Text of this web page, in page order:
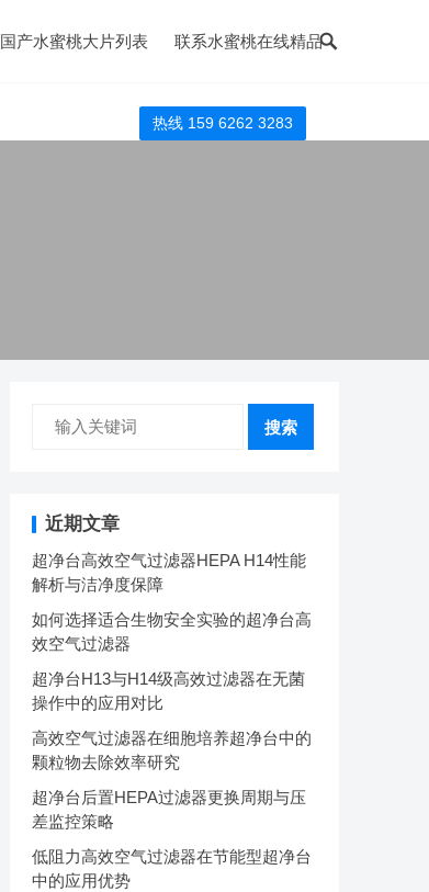
国产水蜜桃大片列表 联系水蜜桃在线精品
热线 159 6262 3283
搜索
近期文章
超净台高效空气过滤器HEPA H14性能
解析与洁净度保障
如何选择适合生物安全实验的超净台高
效空气过滤器
超净台H13与H14级高效过滤器在无菌
操作中的应用对比
高效空气过滤器在细胞培养超净台中的
颗粒物去除效率研究
超净台后置HEPA过滤器更换周期与压
差监控策略
低阻力高效空气过滤器在节能型超净台
中的应用优势